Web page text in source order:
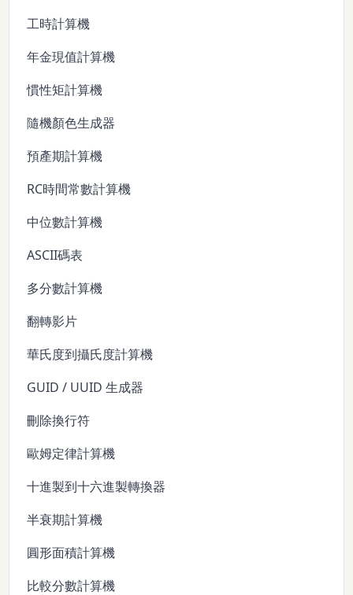
工時計算機
年金現值計算機
慣性矩計算機
隨機顏色生成器
預產期計算機
RC時間常數計算機
中位數計算機
ASCII碼表
多分數計算機
翻轉影片
華氏度到攝氏度計算機
GUID / UUID 生成器
刪除換行符
歐姆定律計算機
十進製到十六進製轉換器
半衰期計算機
圓形面積計算機
比較分數計算機